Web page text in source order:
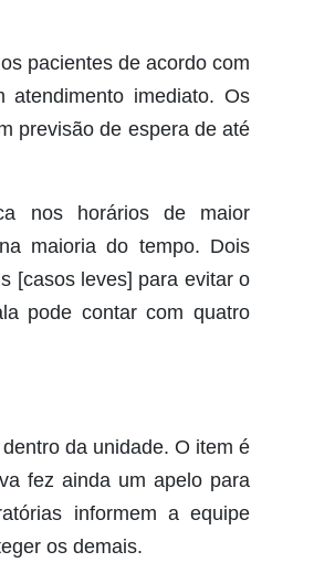
pacientes de acordo com
imediato. Os
previsão de espera de até
nos horários de maior
maioria do tempo. Dois
[casos leves] para evitar o
pode contar com quatro
da unidade. O item é
fez ainda um apelo para
informem a equipe
os demais.